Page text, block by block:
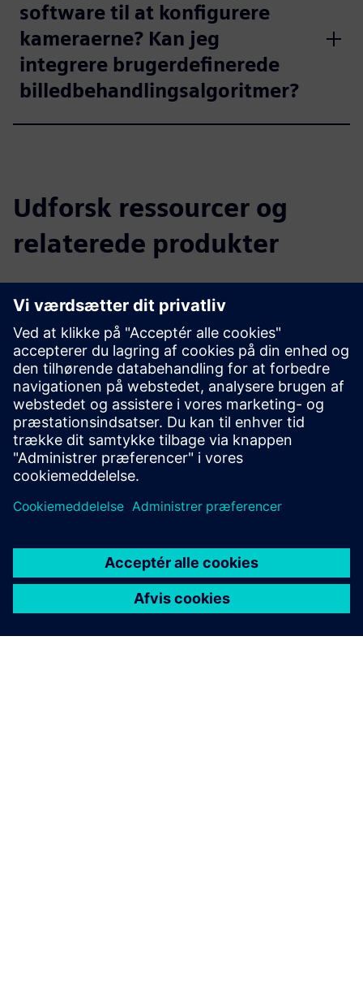
software til at konfigurere
kameraerne? Kan jeg
integrere brugerdefinerede
billedbehandlingsalgoritmer?
Udforsk ressourcer og
relaterede produkter
Yderligere oplysninger og
ressourcer
Hjemmeside Basler AG
Dokumentation til Basler Vision Connector
Siemens kompatible Basler-kameraer
Generelle Terms and Conditions [DE]
Hardwarekrav